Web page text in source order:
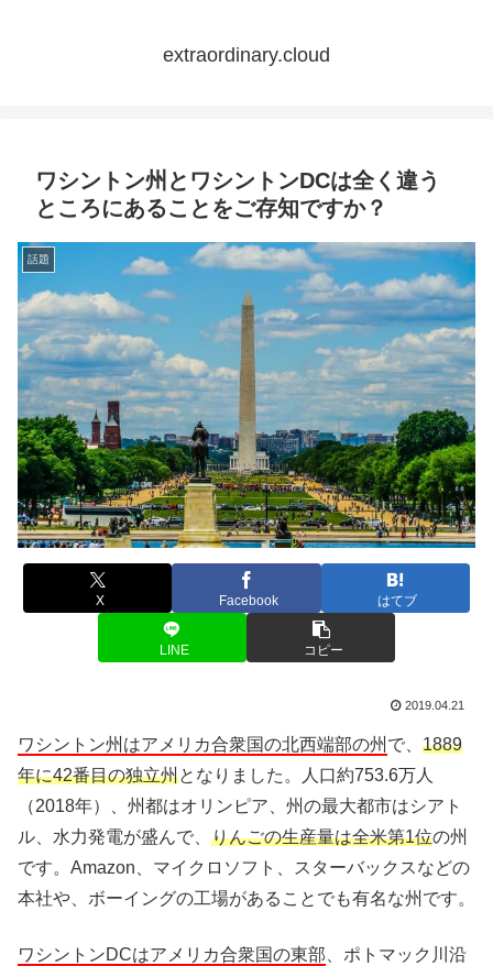
extraordinary.cloud
ワシントン州とワシントンDCは全く違う
ところにあることをご存知ですか？
話題
X Facebook はてブ
LINE コピー
2019.04.21
ワシントン州はアメリカ合衆国の北西端部の州 で、 1889
年に42番目の独立州となりました。人口約753.6万人
（2018年）、州都はオリンピア、州の最大都市はシアト
ル、水力発電が盛んで、 りんごの生産量は全米第1位の州
です。Amazon、マイクロソフト、スターバックスなどの
本社や、ボーイングの工場があることでも有名な州です。
ワシントンDCはアメリカ合衆国の東部 、ポトマック川沿